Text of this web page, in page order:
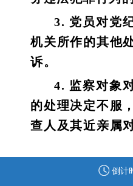
3. 党员对党
机关所作的其他
诉。
4. 监察对象
的处理决定不服
查人及其近亲属
法权益的行为，
倒计